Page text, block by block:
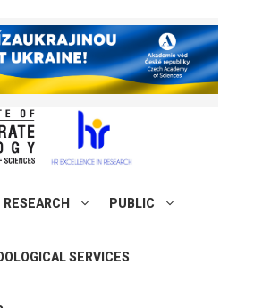
RESEARCH PUBLIC
SERVICES